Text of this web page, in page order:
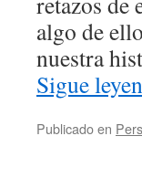
algo de
nuestra
Sigue
Publicado en